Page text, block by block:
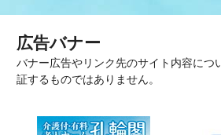
広告バナー
バナー広告やリンク先のサイト内容につ
証するものではありません。